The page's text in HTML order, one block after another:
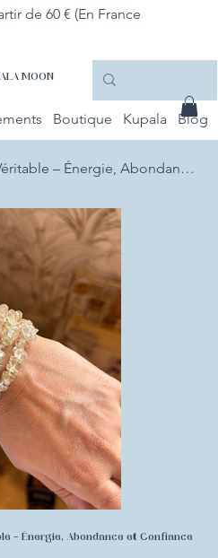
de 60 € (En France
Boutique Kupala Blog
MOON
Bracelet Baroque Citrine Véritable – Énergie, Abondance et Confiance en soi
– Énergie, Abondance et Confiance